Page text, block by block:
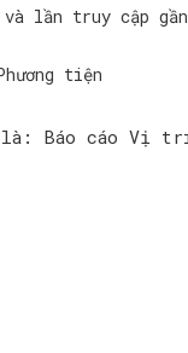
lần truy cập
tiện
Báo cáo Vị trí